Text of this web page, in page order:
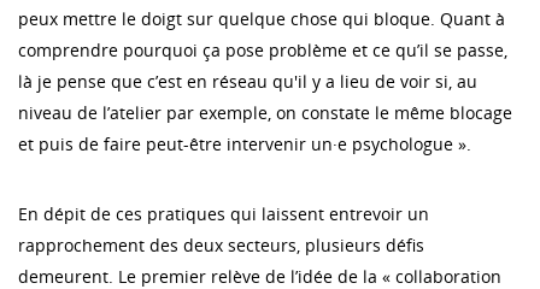
peux mettre le doigt sur quelque chose qui bloque. Quant à
comprendre pourquoi ça pose problème et ce qu’il se passe,
là je pense que c’est en réseau qu'il y a lieu de voir si, au
niveau de l’atelier par exemple, on constate le même blocage
et puis de faire peut-être intervenir un·e psychologue ».
En dépit de ces pratiques qui laissent entrevoir un
rapprochement des deux secteurs, plusieurs défis
demeurent. Le premier relève de l’idée de la « collaboration